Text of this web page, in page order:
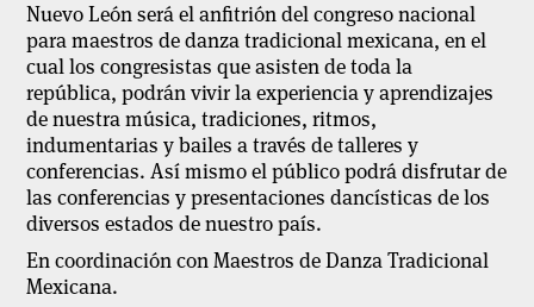
Nuevo León será el anfitrión del congreso nacional
para maestros de danza tradicional mexicana, en el
cual los congresistas que asisten de toda la
república, podrán vivir la experiencia y aprendizajes
de nuestra música, tradiciones, ritmos,
indumentarias y bailes a través de talleres y
conferencias. Así mismo el público podrá disfrutar de
las conferencias y presentaciones dancísticas de los
diversos estados de nuestro país.
En coordinación con Maestros de Danza Tradicional
Mexicana.